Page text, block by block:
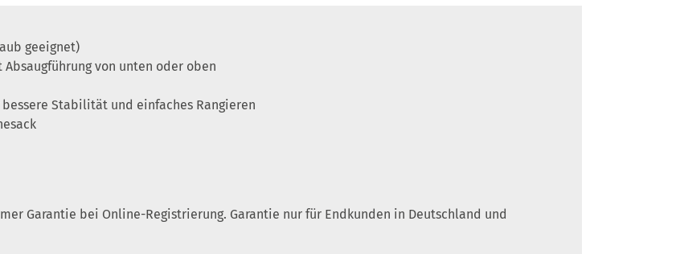
geeignet)
von unten oder oben
Stabilität und einfaches Rangieren
Garantie bei Online-Registrierung. Garantie nur für Endkunden in Deutschland und